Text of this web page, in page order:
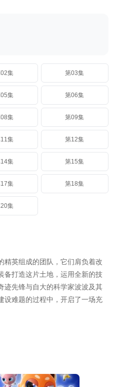
集 第03集
集 第06集
集 第09集
集 第12集
集 第15集
集 第18集
集
精英组成的团队，它们肩负着改
备打造这片土地，运用全新的技
迹先锋与自大的科学家波波及其
设难题的过程中，开启了一场充